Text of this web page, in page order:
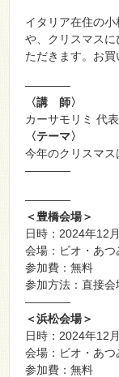
イタリア在住の
や、クリスマス
ただきます。お買
————
〈講 師〉
カーサモリミ 代
〈テーマ〉
今年のクリスマ
————
————
＜豊橋会場＞
日時：2024年12
会場：ビオ・あ
参加費：無料
参加方法：直接会
————
＜浜松会場＞
日時：2024年12
会場：ビオ・あ
参加費：無料